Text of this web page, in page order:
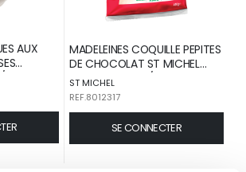
AUX
MADELEINES COQUILLE PEPITES
DE CHOCOLAT ST MICHEL
SACHET 400 G / 12
ST MICHEL
REF.8012317
SE CONNECTER